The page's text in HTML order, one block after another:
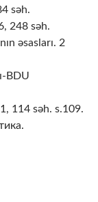
səh.
248 səh.
əsasları. 2
BDU
114 səh. s.109.